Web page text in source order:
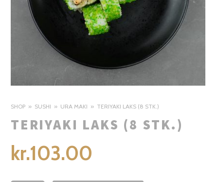
SHOP SUSHI URA MAKI TERIYAKI LAKS (8 STK.)
TERIYAKI LAKS (8 STK.)
kr.103.00